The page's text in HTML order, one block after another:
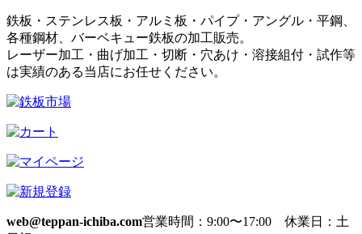
鉄板・ステンレス板・アルミ板・パイプ・アングル・平鋼、
各種鋼材、バーベキュー鉄板の加工販売。
レーザー加工・曲げ加工・切断・穴あけ・溶接組付・試作等
は実績のある当店にお任せください。
web@teppan-ichiba.com営業時間：9:00〜17:00 休業日：土